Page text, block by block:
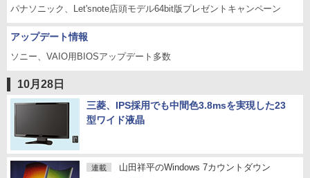
パナソニック、Let'snote店頭モデル64bit版プレゼントキャンペーン
アップデート情報
ソニー、VAIO用BIOSアップデート多数
10月28日
三菱、IPS採用でも中間色3.8msを実現した23
型ワイド液晶
連載 山田祥平のWindows 7カウントダウン